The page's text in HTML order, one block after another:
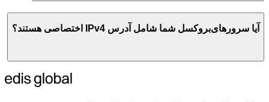
آیا سرورهایبروکسل شما شامل آدرس IPv4 اختصاصی هستند؟